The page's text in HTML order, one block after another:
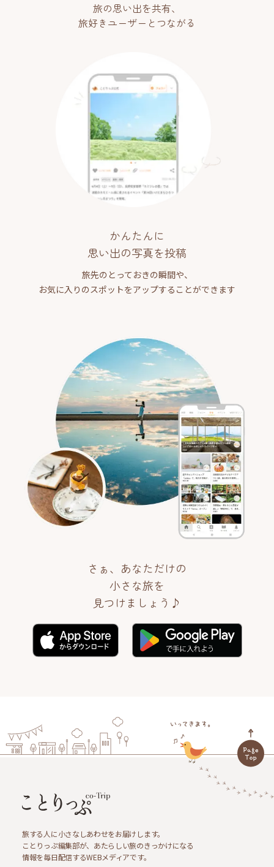
旅の思い出を共有、
旅好きユーザーとつながる
かんたんに
思い出の写真を投稿
旅先のとっておきの瞬間や、
お気に入りのスポットをアップすることができます
さぁ、あなただけの
小さな旅を
見つけましょう♪
旅する人に小さなしあわせをお届けします。
ことりっぷ編集部が、あたらしい旅のきっかけになる
情報を毎日配信するWEBメディアです。